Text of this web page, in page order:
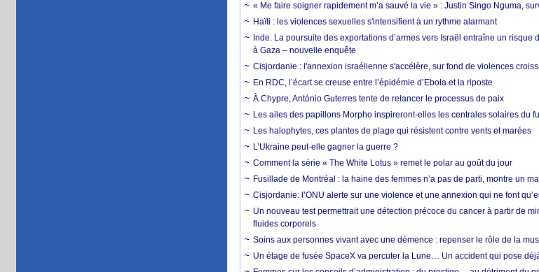
« Me faire soigner rapidement m’a sauvé la vie » : Justin Singo Nguma,
Haïti : les violences sexuelles s'intensifient à un rythme alarmant
Inde. La poursuite des exportations d’armes vers Israël entraîne un
à Gaza – nouvelle enquête
Cisjordanie : l'annexion israélienne s'accélère, sur fond de violences
En RDC, l’écart se creuse entre l’épidémie d’Ebola et la riposte
À Chypre, António Guterres tente de relancer le processus de paix
Les ailes des papillons Morpho inspireront-elles les centrales solaires du
Les halophytes, ces plantes de plage qui résistent contre vents et marées
L’Ukraine peut-elle gagner la guerre ?
Comment la série « The White Lotus » remet le polar au goût du jour
Fusillade de Montréal : la haine des femmes n’a pas de parti, montre un
Cisjordanie: l’ONU alerte sur une violence et une annexion qui ne font
Un nouveau test permettrait une détection précoce du cancer à partir de
fluides corporels
Soins aux personnes vivant avec une démence : repenser le rôle de la
Un étage de fusée SpaceX va percuter la Lune… Un accident qui pose